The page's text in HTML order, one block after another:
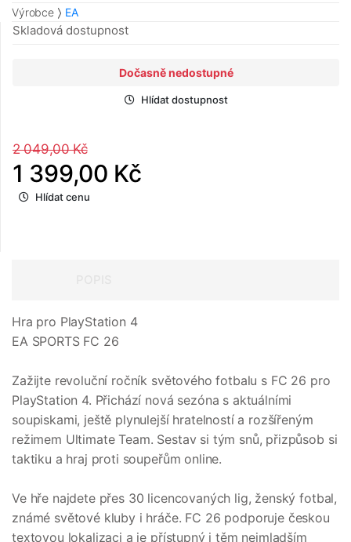
Výrobce EA
Skladová dostupnost
Dočasně nedostupné
Hlídat dostupnost
2 049,00 Kč
1 399,00 Kč
Hlídat cenu
Hra pro PlayStation 4
EA SPORTS FC 26
Zažijte revoluční ročník světového fotbalu s FC 26 pro
PlayStation 4. Přichází nová sezóna s aktuálními
soupiskami, ještě plynulejší hratelností a rozšířeným
režimem Ultimate Team. Sestav si tým snů, přizpůsob si
taktiku a hraj proti soupeřům online.
Ve hře najdete přes 30 licencovaných lig, ženský fotbal,
známé světové kluby i hráče. FC 26 podporuje českou
textovou lokalizaci a je přístupný i těm nejmladším